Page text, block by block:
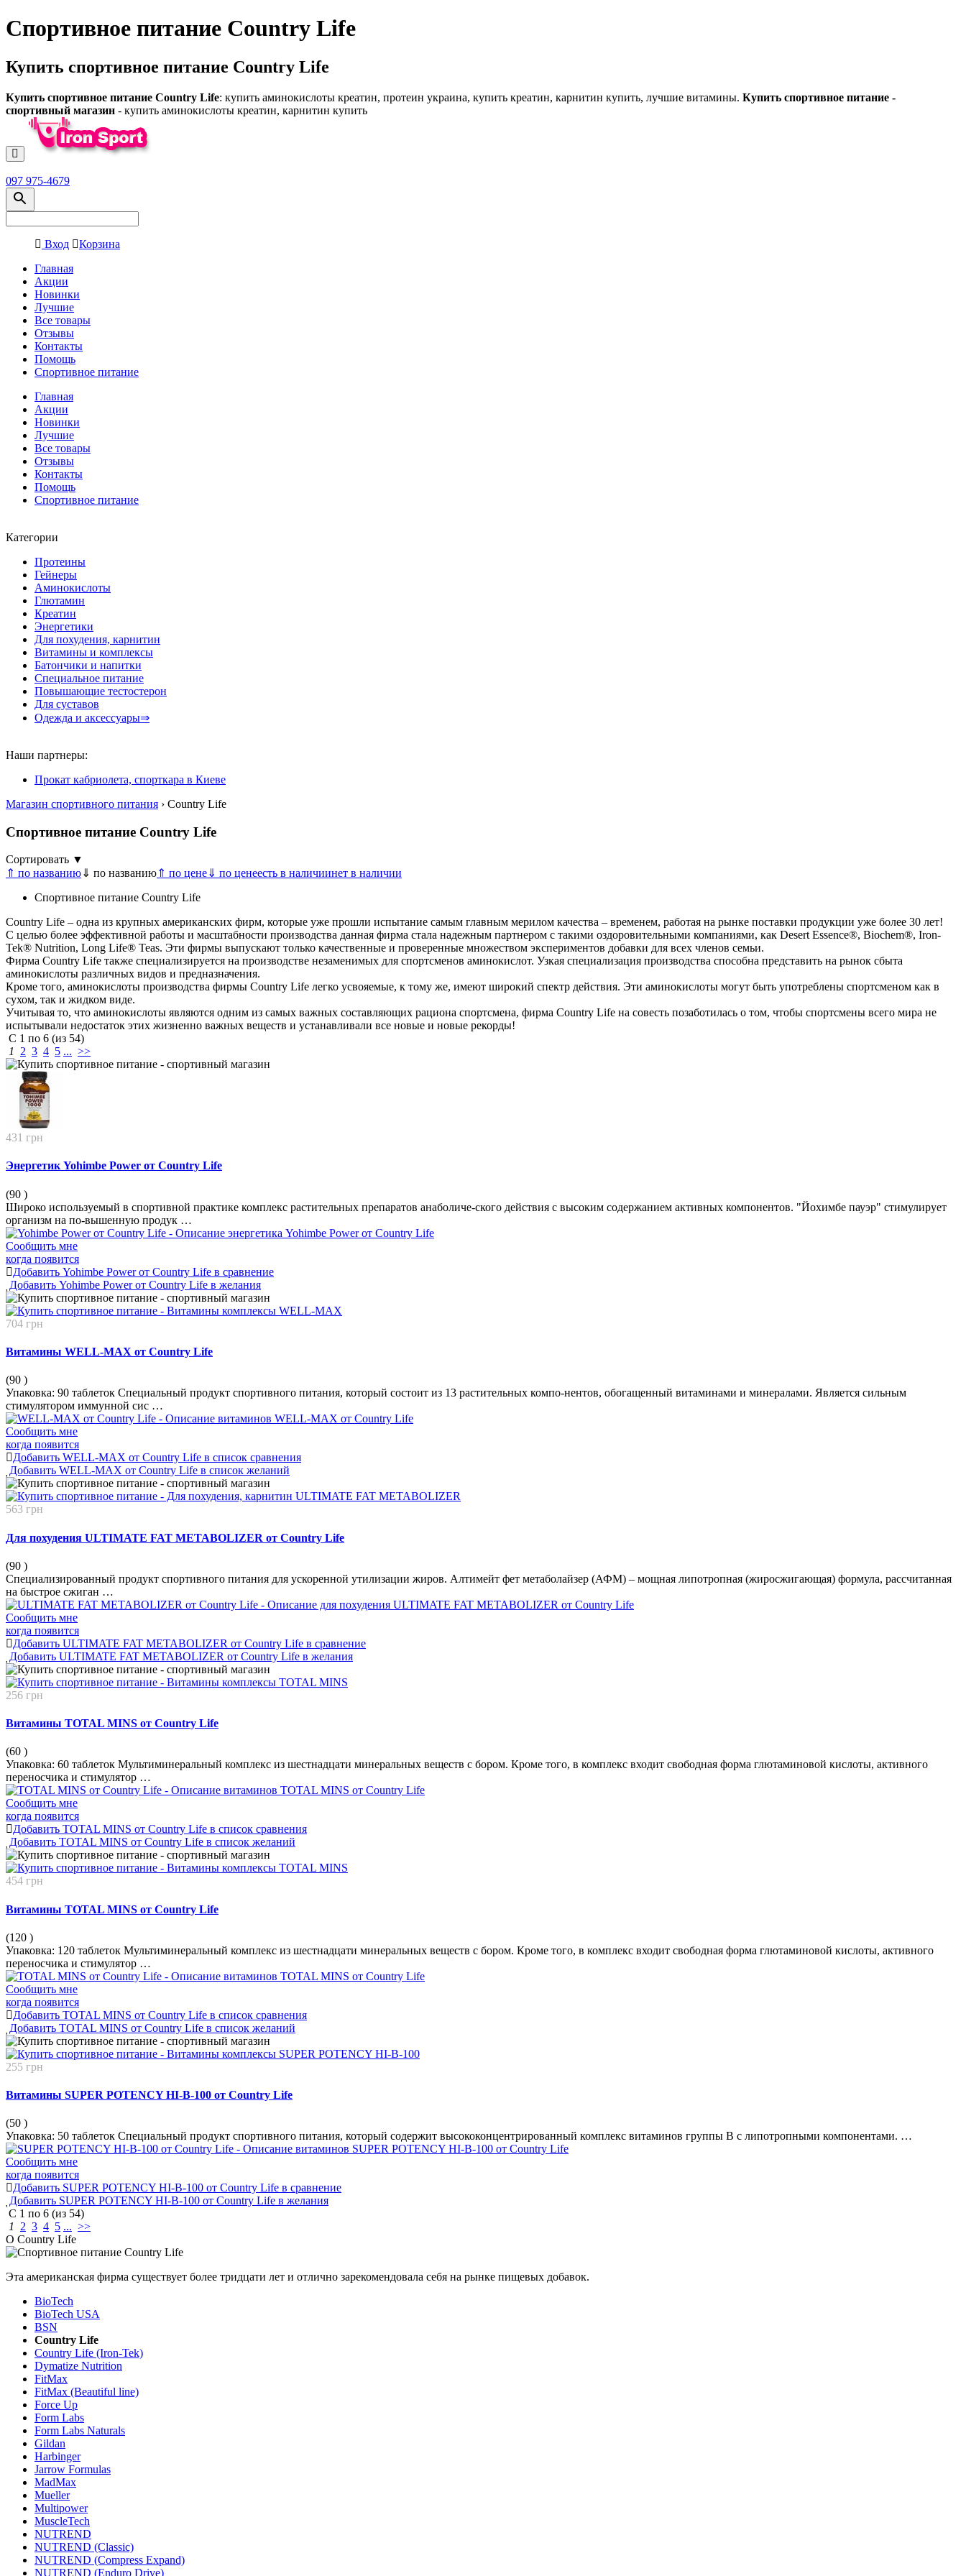
Спортивное питание Country Life
Купить спортивное питание Country Life
Купить спортивное питание Country Life: купить аминокислоты креатин, протеин украина, купить креатин, карнитин купить, лучшие витамины. Купить спортивное питание -
спортивный магазин - купить аминокислоты креатин, карнитин купить
097 975-4679
Вход
Корзина
Главная
Акции
Новинки
Лучшие
Все товары
Отзывы
Контакты
Помощь
Спортивное питание
Главная
Акции
Новинки
Лучшие
Все товары
Отзывы
Контакты
Помощь
Спортивное питание
Категории
Протеины
Гейнеры
Аминокислоты
Глютамин
Креатин
Энергетики
Для похудения, карнитин
Витамины и комплексы
Батончики и напитки
Специальное питание
Повышающие тестостерон
Для суставов
Одежда и аксессуары⇒
Наши партнеры:
Прокат кабриолета, спорткара в Киеве
Магазин спортивного питания › Country Life
Спортивное питание Country Life
Сортировать ▼
⇑ по названию⇓ по названию⇑ по цене⇓ по ценеесть в наличиинет в наличии
Спортивное питание Country Life
Country Life – одна из крупных американских фирм, которые уже прошли испытание самым главным мерилом качества – временем, работая на рынке поставки продукции уже более 30 лет!
С целью более эффективной работы и масштабности производства данная фирма стала надежным партнером с такими оздоровительными компаниями, как Desert Essence®, Biochem®, Iron-
Tek® Nutrition, Long Life® Teas. Эти фирмы выпускают только качественные и проверенные множеством экспериментов добавки для всех членов семьи.
Фирма Country Life также специализируется на производстве незаменимых для спортсменов аминокислот. Узкая специализация производства способна представить на рынок сбыта
аминокислоты различных видов и предназначения.
Кроме того, аминокислоты производства фирмы Country Life легко усвояемые, к тому же, имеют широкий спектр действия. Эти аминокислоты могут быть употреблены спортсменом как в
сухом, так и жидком виде.
Учитывая то, что аминокислоты являются одним из самых важных составляющих рациона спортсмена, фирма Country Life на совесть позаботилась о том, чтобы спортсмены всего мира не
испытывали недостаток этих жизненно важных веществ и устанавливали все новые и новые рекорды!
С 1 по 6 (из 54)
1
2 3 4 5 ... >>
431 грн
Энергетик Yohimbe Power от Country Life
(90 )
Широко используемый в спортивной практике комплекс растительных препаратов анаболиче-ского действия с высоким содержанием активных компонентов. "Йохимбе пауэр" стимулирует
организм на по-вышенную продук …
Сообщить мне
когда появится
Добавить Yohimbe Power от Country Life в сравнение
Добавить Yohimbe Power от Country Life в желания
704 грн
Витамины WELL-MAX от Country Life
(90 )
Упаковка: 90 таблеток Специальный продукт спортивного питания, который состоит из 13 растительных компо-нентов, обогащенный витаминами и минералами. Является сильным
стимулятором иммунной сис …
Сообщить мне
когда появится
Добавить WELL-MAX от Country Life в список сравнения
Добавить WELL-MAX от Country Life в список желаний
563 грн
Для похудения ULTIMATE FAT METABOLIZER от Country Life
(90 )
Специализированный продукт спортивного питания для ускоренной утилизации жиров. Алтимейт фет метаболайзер (АФМ) – мощная липотропная (жиросжигающая) формула, рассчитанная
на быстрое сжиган …
Сообщить мне
когда появится
Добавить ULTIMATE FAT METABOLIZER от Country Life в сравнение
Добавить ULTIMATE FAT METABOLIZER от Country Life в желания
256 грн
Витамины TOTAL MINS от Country Life
(60 )
Упаковка: 60 таблеток Мультиминеральный комплекс из шестнадцати минеральных веществ с бором. Кроме того, в комплекс входит свободная форма глютаминовой кислоты, активного
переносчика и стимулятор …
Сообщить мне
когда появится
Добавить TOTAL MINS от Country Life в список сравнения
Добавить TOTAL MINS от Country Life в список желаний
454 грн
Витамины TOTAL MINS от Country Life
(120 )
Упаковка: 120 таблеток Мультиминеральный комплекс из шестнадцати минеральных веществ с бором. Кроме того, в комплекс входит свободная форма глютаминовой кислоты, активного
переносчика и стимулятор …
Сообщить мне
когда появится
Добавить TOTAL MINS от Country Life в список сравнения
Добавить TOTAL MINS от Country Life в список желаний
255 грн
Витамины SUPER POTENCY HI-B-100 от Country Life
(50 )
Упаковка: 50 таблеток Специальный продукт спортивного питания, который содержит высококонцентрированный комплекс витаминов группы В с липотропными компонентами. …
Сообщить мне
когда появится
Добавить SUPER POTENCY HI-B-100 от Country Life в сравнение
Добавить SUPER POTENCY HI-B-100 от Country Life в желания
С 1 по 6 (из 54)
1 2 3 4 5 ... >>
О Country Life
Эта американская фирма существует более тридцати лет и отлично зарекомендовала себя на рынке пищевых добавок.
BioTech
BioTech USA
BSN
Country Life
Country Life (Iron-Tek)
Dymatize Nutrition
FitMax
FitMax (Beautiful line)
Force Up
Form Labs
Form Labs Naturals
Gildan
Harbinger
Jarrow Formulas
MadMax
Mueller
Multipower
MuscleTech
NUTREND
NUTREND (Classic)
NUTREND (Compress Expand)
NUTREND (Enduro Drive)